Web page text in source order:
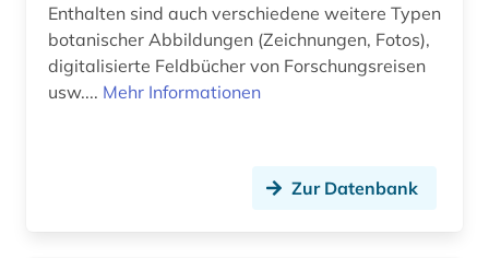
geschichte 1820-1939 (1)
geschichte 1830-1945 (1)
geschichte 1917 - 1928 (1)
Enthalten sind auch verschiedene weitere Typen
botanischer Abbildungen (Zeichnungen, Fotos),
digitalisierte Feldbücher von Forschungsreisen
usw.... Mehr Informationen
Zur Datenbank